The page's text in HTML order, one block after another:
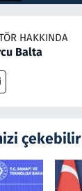
HAKKINDA
Balta
çekebilir